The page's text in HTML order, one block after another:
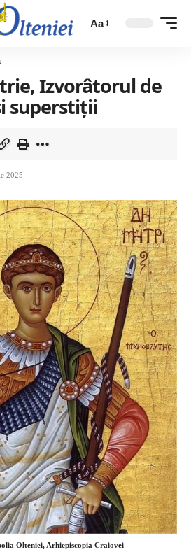
Aa
Izvorâtorul de
superstiții
2025
Olteniei, Arhiepiscopia Craiovei